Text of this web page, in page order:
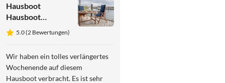
Hausboot
Hausboot
Harmonie
5.0 (2 Bewertungen)
Wir haben ein tolles verlängertes
Wochenende auf diesem
Hausboot verbracht. Es ist sehr